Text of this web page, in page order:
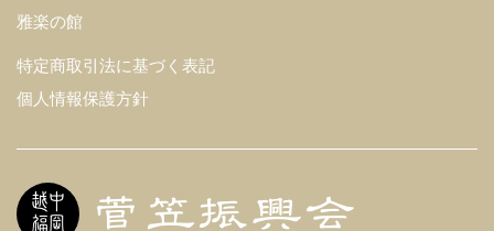
雅楽の館
特定商取引法に基づく表記
個人情報保護方針